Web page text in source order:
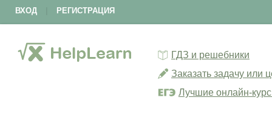
ВХОД РЕГИСТРАЦИЯ
ГДЗ и решебники
Заказать задачу или
Лучшие онлайн-